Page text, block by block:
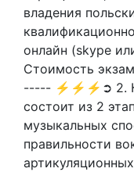
владения
онлайн (skype
Стоимость
----- ⚡⚡⚡➲ 2.
состоит из 2
музыкальных
правильности